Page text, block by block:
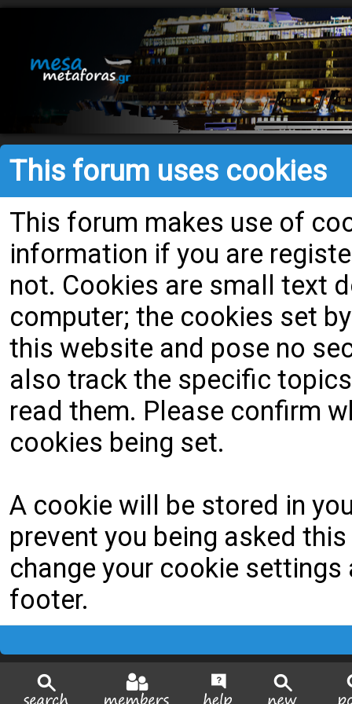
This forum uses cookies
This forum makes use of
information if you are
not. Cookies are small text
computer; the cookies set
this website and pose no
also track the specific
read them. Please confirm
cookies being set.
A cookie will be stored in
prevent you being asked
change your cookie
footer.